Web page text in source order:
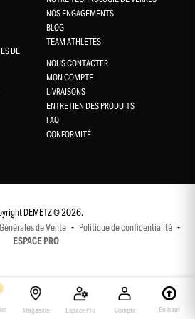
DE
NOS ENGAGEMENTS
BLOG
TEAM ATHLETES
NOUS CONTACTER
MON COMPTE
LIVRAISONS
ENTRETIEN DES PRODUITS
FAQ
CONFORMITÉ
DEMETZ © 2026.
de Vente - Politique de confidentialité -
ESPACE PRO
Magasins Espace Pro Compte En haut
Tout accepter
Personnaliser